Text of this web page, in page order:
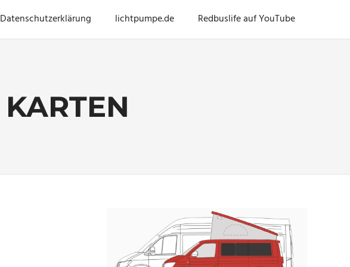
Datenschutzerklärung lichtpumpe.de Redbuslife auf YouTube
KARTEN